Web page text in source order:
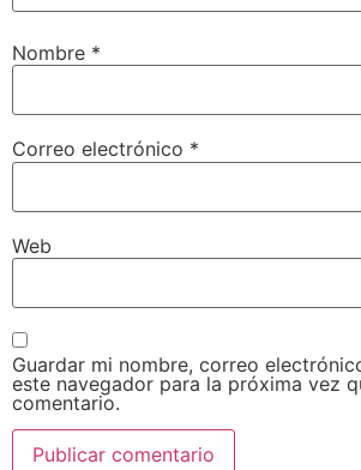
Nombre *
Correo electrónico *
Web
Guardar mi nombre, correo
este navegador para la próxima vez
comentario.